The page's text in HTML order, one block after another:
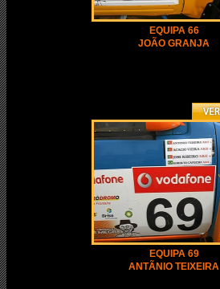
EQUIPA 66
JOÃO GRANJA
EQUIPA 69
ANTÃNIO TEIXEIRA